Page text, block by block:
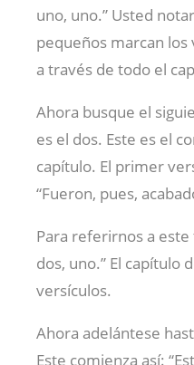
uno, uno.” Usted
pequeños marcan
a través de todo el
Ahora busque el
es el dos. Este es el
capítulo. El primer
“Fueron, pues,
Para referirnos a
dos, uno.” El capítulo
versículos.
Ahora adelántese
Este comienza así: